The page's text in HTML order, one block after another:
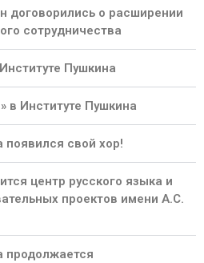
договорились о расширении
сотрудничества
Пушкина
в Институте Пушкина
появился свой хор!
центр русского языка и
проектов имени А.С.
продолжается